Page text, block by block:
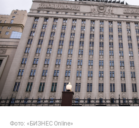
Фото: «БИЗНЕС Online»